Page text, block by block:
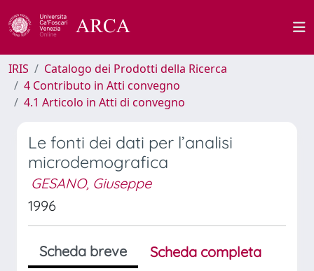
IRIS
Catalogo dei Prodotti della Ricerca
4 Contributo in Atti convegno
4.1 Articolo in Atti di convegno
Le fonti dei dati per l’analisi
microdemografica
GESANO, Giuseppe
1996
Scheda breve
Scheda completa